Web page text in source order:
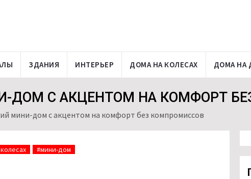
ЗДАНИЯ ИНТЕРЬЕР ДОМА НА КОЛЕСАХ ДОМА НА
ДОМ С АКЦЕНТОМ НА КОМФОРТ
мини-дом с акцентом на комфорт без компромиссов
#мини-дом